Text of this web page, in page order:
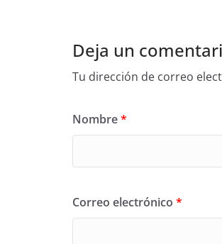
Deja un
Tu dirección de correo
Nombre*
Correo electrónico *